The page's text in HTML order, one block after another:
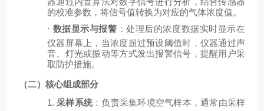
的校准参数，将信号值转换为对应的气体浓度值。
· 数据显示与报警 ：处理后的浓度数据实时显示在
仪器屏幕上，当浓度超过预设阈值时，仪器通过声
音、灯光或振动等方式发出报警信号，提醒用户采
取防护措施。
（二）核心组成部分
1.采样系统：负责采集环境空气样本，通常由采样